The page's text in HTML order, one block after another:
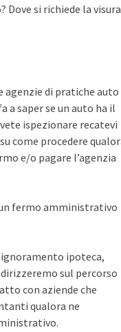
si richiede la visura
di pratiche auto
a saper se un auto ha il
ispezionare recatevi
come procedere
e/o pagare l’agenzia
fermo amministrativo
ipoteca,
sul percorso
con aziende che
qualora ne